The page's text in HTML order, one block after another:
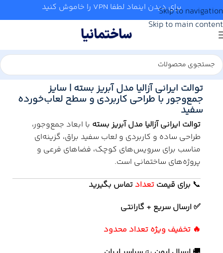
Skip to navigation
Skip to main content
برای دیدن اینماد لطفا VPN را خاموش کنید
سرویس بهداشتی
توالت ایرانی آزالیا مدل آبریز بسته | سایز
جمع‌وجور با طراحی کاربردی و سطح لعاب‌خورده
سفید
توالت ایرانی آزالیا مدل آبریز بسته با ابعاد جمع‌وجور،
طراحی ساده و کاربردی و لعاب سفید براق، گزینه‌ای
مناسب برای سرویس‌های کوچک، فضاهای فرعی و
پروژه‌های ساختمانی است.
📞 برای قیمت تعداد تماس بگیرید
✅ ارسال سریع + گارانتی
🔥 تخفیف ویژه تعداد محدود